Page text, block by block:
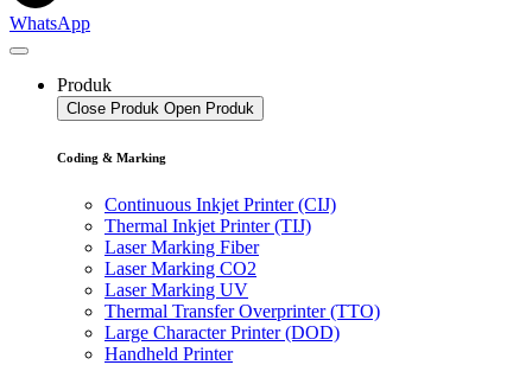
WhatsApp
Produk
Close Produk Open Produk
Coding & Marking
Continuous Inkjet Printer (CIJ)
Thermal Inkjet Printer (TIJ)
Laser Marking Fiber
Laser Marking CO2
Laser Marking UV
Thermal Transfer Overprinter (TTO)
Large Character Printer (DOD)
Handheld Printer